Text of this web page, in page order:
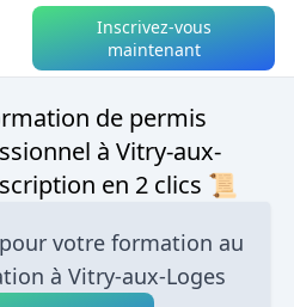
Inscrivez-vous
maintenant
de permis
à Vitry-aux-
en 2 clics 📜
votre formation au
à Vitry-aux-Loges